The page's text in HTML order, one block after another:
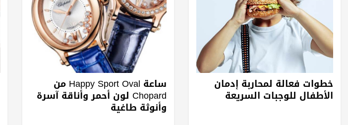
خطوات فعالة لمحاربة إدمان
الأطفال للوجبات السريعة
ساعة Happy Sport Oval من
Chopard لون أحمر وأناقة آسرة
وأنوثة طاغية